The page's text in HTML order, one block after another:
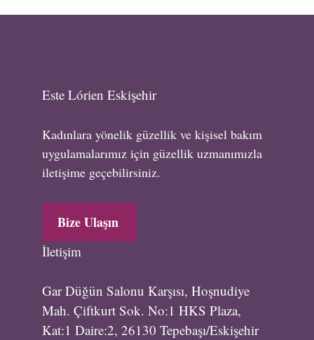
Este Lórien Eskişehir
Kadınlara yönelik güzellik ve kişisel bakım
uygulamalarımız için güzellik uzmanımızla
iletişime geçebilirsiniz.
Bize Ulaşın
İletişim
Gar Düğün Salonu Karşısı, Hoşnudiye
Mah. Çiftkurt Sok. No:1 HKS Plaza,
Kat:1 Daire:2, 26130 Tepebaşı/Eskişehir